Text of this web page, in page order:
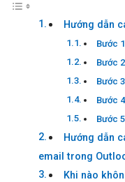
Hướng dẫn
Bước 1
Bước 2
Bước 3
Bước 4
Bước 5
Hướng dẫn
email trong
Khi nào